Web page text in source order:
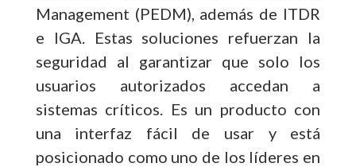
Management (PEDM), además de ITDR
e IGA. Estas soluciones refuerzan la
seguridad al garantizar que solo los
usuarios autorizados accedan a
sistemas críticos. Es un producto con
una interfaz fácil de usar y está
posicionado como uno de los líderes en